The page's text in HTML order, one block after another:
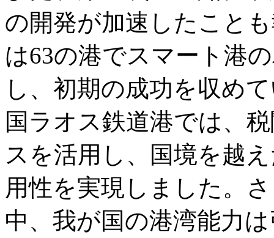
の開発が加速したこと
は63の港でスマート港
し、初期の成功を収め
国ラオス鉄道港では、
スを活用し、国境を越
用性を実現しました。
中、我が国の港湾能力